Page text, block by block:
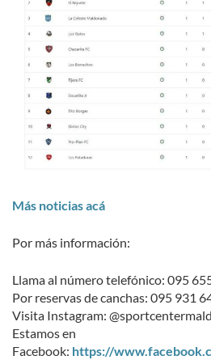
Más noticias acá
Por más información:
Llama al número telefónico: 095
Por reservas de canchas: 095 931
Visita Instagram:
Estamos en
Facebook: https://